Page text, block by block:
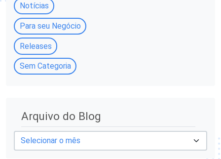
Notícias
Para seu Negócio
Releases
Sem Categoria
Arquivo do Blog
q